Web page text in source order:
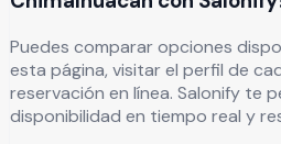
Puedes comparar opciones
esta página, visitar el perfil de
reservación en línea. Salonify te
disponibilidad en tiempo real y